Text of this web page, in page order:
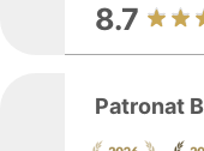
8.7
Patronat